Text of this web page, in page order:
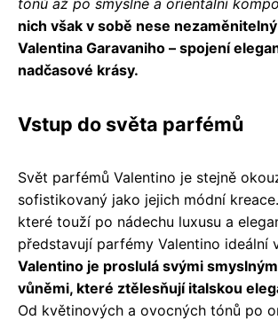
nich však v sobě nese
Valentina Garavaniho – spojení
nadčasové krásy.
Vstup do světa parfémů
Svět parfémů Valentino je stejně
sofistikovaný jako jejich módní
které touží po nádechu luxusu a
představují parfémy Valentino ideální
Valentino je proslulá svými
vůněmi, které ztělesňují italskou
Od květinových a ovocných tónů po